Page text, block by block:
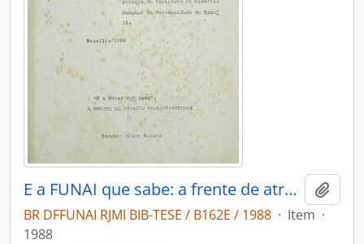
E a FUNAI que sabe: a frente de atração Waimiri-Atroari
BR DFFUNAI RJMI BIB-TESE / B162E / 1988 · Item ·
1988